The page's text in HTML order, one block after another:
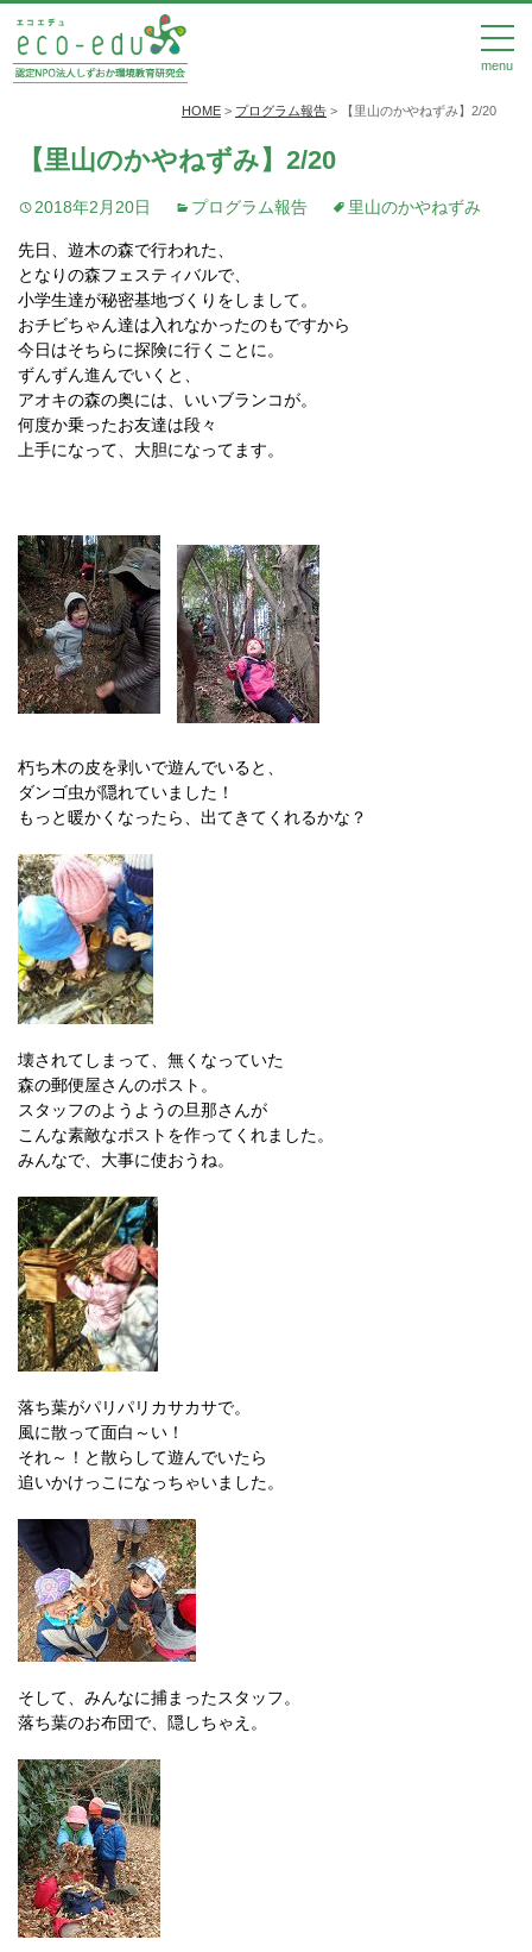
menu
HOME > プログラム報告 > 【里山のかやねずみ】2/20
【里山のかやねずみ】2/20
2018年2月20日 プログラム報告 里山のかやねずみ
先日、遊木の森で行われた、
となりの森フェスティバルで、
小学生達が秘密基地づくりをしまして。
おチビちゃん達は入れなかったのもですから
今日はそちらに探険に行くことに。
ずんずん進んでいくと、
アオキの森の奥には、いいブランコが。
何度か乗ったお友達は段々
上手になって、大胆になってます。
朽ち木の皮を剥いで遊んでいると、
ダンゴ虫が隠れていました！
もっと暖かくなったら、出てきてくれるかな？
壊されてしまって、無くなっていた
森の郵便屋さんのポスト。
スタッフのようようの旦那さんが
こんな素敵なポストを作ってくれました。
みんなで、大事に使おうね。
落ち葉がパリパリカサカサで。
風に散って面白～い！
それ～！と散らして遊んでいたら
追いかけっこになっちゃいました。
そして、みんなに捕まったスタッフ。
落ち葉のお布団で、隠しちゃえ。